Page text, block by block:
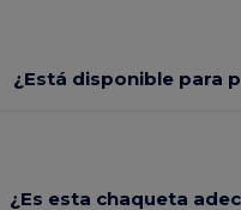
¿Está disponible para
¿Es esta chaqueta